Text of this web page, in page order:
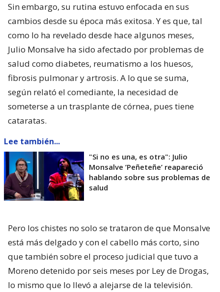
Sin embargo, su rutina estuvo enfocada en sus
cambios desde su época más exitosa. Y es que, tal
como lo ha revelado desde hace algunos meses,
Julio Monsalve ha sido afectado por problemas de
salud como diabetes, reumatismo a los huesos,
fibrosis pulmonar y artrosis. A lo que se suma,
según relató el comediante, la necesidad de
someterse a un trasplante de córnea, pues tiene
cataratas.
Lee también...
"Si no es una, es otra": Julio
Monsalve ’Peñeteñe’ reapareció
hablando sobre sus problemas de
salud
Pero los chistes no solo se trataron de que Monsalve
está más delgado y con el cabello más corto, sino
que también sobre el proceso judicial que tuvo a
Moreno detenido por seis meses por Ley de Drogas,
lo mismo que lo llevó a alejarse de la televisión.